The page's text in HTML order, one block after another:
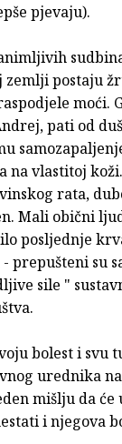
pjevaju).
zemlji postaju
moći.
pati od
na vlastitoj
rata,
Mali obični
posljednje
prepušteni su
sile "
bolest i svu
urednika
mišlju da će
i njegova